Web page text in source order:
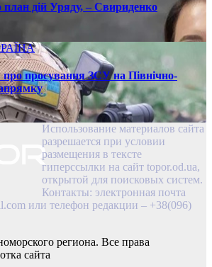
план дій Уряду, – Свириденко
просування ЗСУ на Північно-
Использование материалов сайта
разрешается при условии
размещения в тексте
гиперссылки на сайт topor.od.ua,
открытой для поисковых систем.
Контакты: электронная почта
или телефон редакции – +38(096)
региона. Все права
сайта